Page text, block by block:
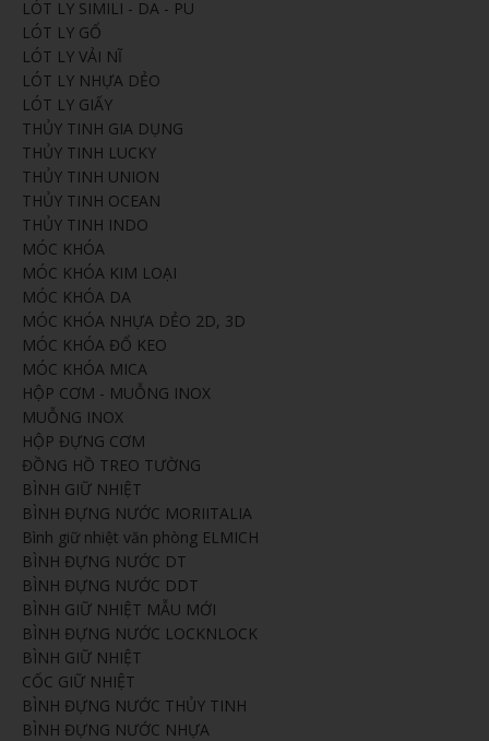
LÓT LY SIMILI - DA - PU
LÓT LY GỔ
LÓT LY VẢI NĨ
LÓT LY NHỰA DẺO
LÓT LY GIẤY
THỦY TINH GIA DỤNG
THỦY TINH LUCKY
THỦY TINH UNION
THỦY TINH OCEAN
THỦY TINH INDO
MÓC KHÓA
MÓC KHÓA KIM LOẠI
MÓC KHÓA DA
MÓC KHÓA NHỰA DẺO 2D, 3D
MÓC KHÓA ĐỔ KEO
MÓC KHÓA MICA
HỘP CƠM - MUỖNG INOX
MUỖNG INOX
HỘP ĐỰNG CƠM
ĐỒNG HỒ TREO TƯỜNG
BÌNH GIỮ NHIỆT
BÌNH ĐỰNG NƯỚC MORIITALIA
Bình giữ nhiệt văn phòng ELMICH
BÌNH ĐỰNG NƯỚC DT
BÌNH ĐỰNG NƯỚC DDT
BÌNH GIỮ NHIỆT MẪU MỚI
BÌNH ĐỰNG NƯỚC LOCKNLOCK
BÌNH GIỮ NHIỆT
CỐC GIỮ NHIỆT
BÌNH ĐỰNG NƯỚC THỦY TINH
BÌNH ĐỰNG NƯỚC NHỰA